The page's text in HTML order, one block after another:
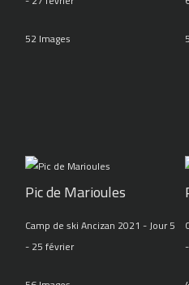
52 Images
Pic de Marioules
Camp de ski Ancizan 2021 - Jour 5
- 25 février